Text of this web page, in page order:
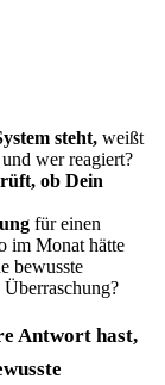
steht, weißt
wer reagiert?
ob Dein
für einen
im Monat hätte
bewusste
Antwort hast,